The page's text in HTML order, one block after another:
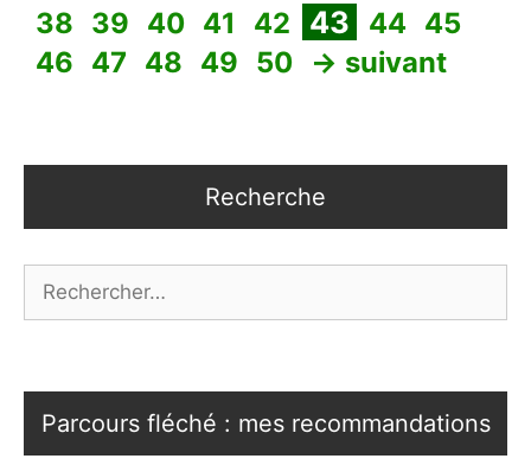
38 Page
39 Page
40 Page
41 Page
42 Page
43 Page
44 Page
45
46 Page
47 Page
48 Page
49 Page
50 → suivant
Recherche
Parcours fléché : mes recommandations